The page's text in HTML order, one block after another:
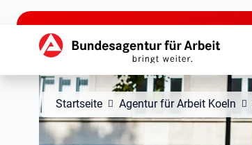
zu den Hauptinhalten springen
Hauptnavigation
Startseite Agentur für Arbeit Koeln